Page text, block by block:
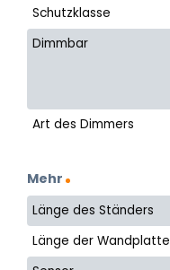
Schutzklasse
Dimmbar
Art des Dimmers
Mehr
Länge des Ständers
Länge der Wandplatte